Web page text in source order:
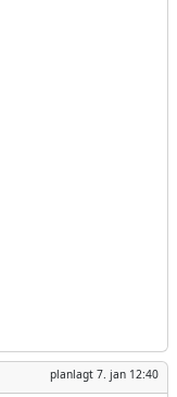
planlagt 7. jan 12:40